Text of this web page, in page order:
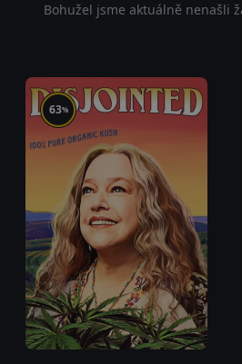
Bohužel jsme aktuálně nenašli
63%